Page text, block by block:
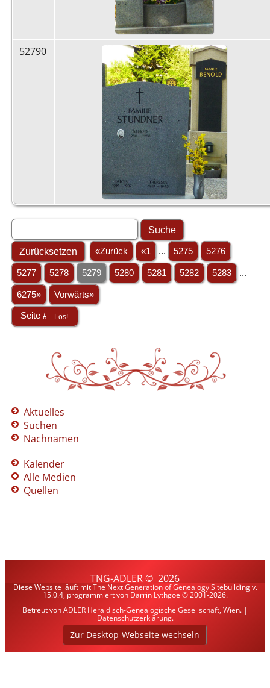
52790
«Zurück «1 ... 5275 5276
5277 5278 5279 5280 5281 5282 5283 ...
6275» Vorwärts»
Aktuelles
Suchen
Nachnamen
Kalender
Alle Medien
Quellen
TNG-ADLER© 2026
Diese Website läuft mitThe Next Generation of Genealogy Sitebuildingv.
15.0.4, programmiert von Darrin Lythgoe © 2001-2026.
Betreut vonADLER Heraldisch-Genealogische Gesellschaft, Wien. |
Datenschutzerklärung.
Zur Desktop-Webseite wechseln